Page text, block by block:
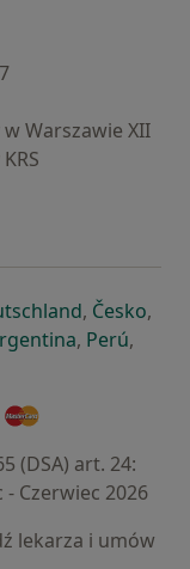
Warszawie XII
karcie
w nowej karcie
się w nowej
otwiera się
, Česko,
karcie
w nowej karcie
się w nowej
otwiera się
, Perú,
(DSA) art. 24:
Czerwiec 2026
lekarza i umów